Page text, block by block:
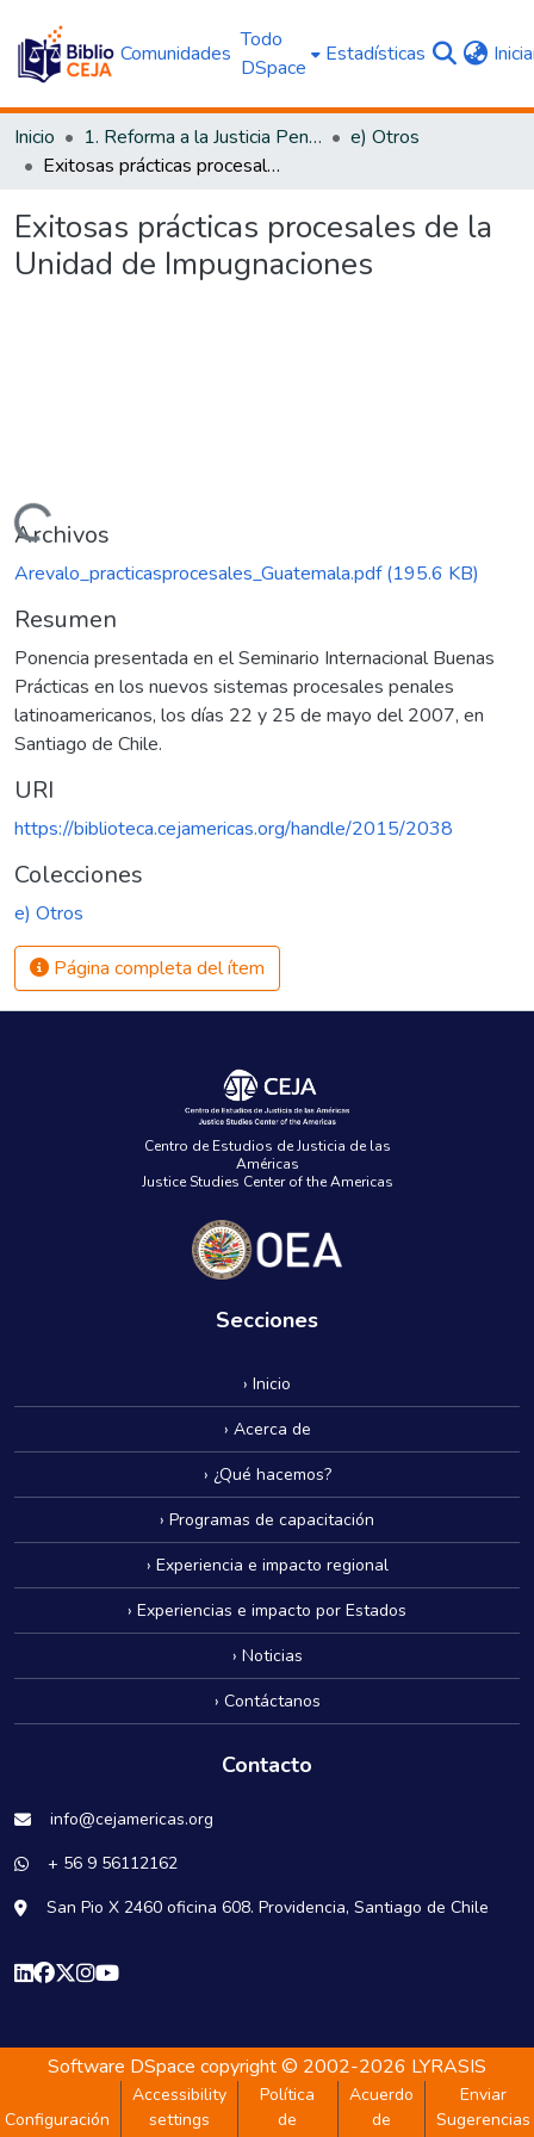
Comunidades
Todo
DSpace
Estadísticas
Inicio 1. Reforma a la Justicia Penal
e) Otros
Exitosas prácticas procesales de la Unidad de Impugnaciones
Exitosas prácticas procesales de la
Unidad de Impugnaciones
Cargando...
Archivos
Arevalo_practicasprocesales_Guatemala.pdf(195.6 KB)
Resumen
Ponencia presentada en el Seminario Internacional Buenas
Prácticas en los nuevos sistemas procesales penales
latinoamericanos, los días 22 y 25 de mayo del 2007, en
Santiago de Chile.
URI
https://biblioteca.cejamericas.org/handle/2015/2038
Colecciones
e) Otros
Página completa del ítem
Centro de Estudios de Justicia de las
Américas
Justice Studies Center of the Americas
Secciones
› Inicio
› Acerca de
› ¿Qué hacemos?
› Programas de capacitación
› Experiencia e impacto regional
› Experiencias e impacto por Estados
› Noticias
› Contáctanos
Contacto
info@cejamericas.org
+ 56 9 56112162
San Pio X 2460 oficina 608. Providencia, Santiago de Chile
Software DSpace copyright © 2002-2026 LYRASIS
Configuración
Accessibility
settings
Política
de
Acuerdo
de
Enviar
Sugerencias